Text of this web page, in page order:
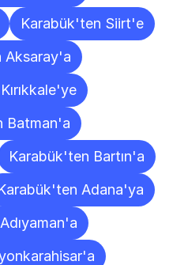
Karabük'ten Siirt'e
Aksaray'a
Batman'a
Karabük'ten Bartın'a
Adana'ya